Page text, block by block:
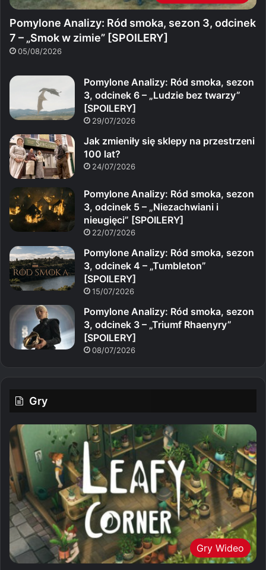
Pomylone Analizy: Ród smoka, sezon 3, odcinek
7 – „Smok w zimie” [SPOILERY]
05/08/2026
Pomylone Analizy: Ród smoka, sezon
3, odcinek 6 – „Ludzie bez twarzy”
[SPOILERY]
29/07/2026
Jak zmieniły się sklepy na przestrzeni
100 lat?
24/07/2026
Pomylone Analizy: Ród smoka, sezon
3, odcinek 5 – „Niezachwiani i
nieugięci” [SPOILERY]
22/07/2026
Pomylone Analizy: Ród smoka, sezon
3, odcinek 4 – „Tumbleton”
[SPOILERY]
15/07/2026
Pomylone Analizy: Ród smoka, sezon
3, odcinek 3 – „Triumf Rhaenyry”
[SPOILERY]
08/07/2026
Gry
Gry Wideo